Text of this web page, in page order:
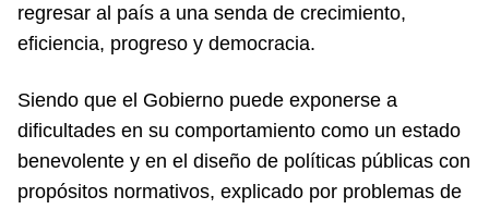
regresar al país a una senda de crecimiento,
eficiencia, progreso y democracia.
Siendo que el Gobierno puede exponerse a
dificultades en su comportamiento como un estado
benevolente y en el diseño de políticas públicas con
propósitos normativos, explicado por problemas de